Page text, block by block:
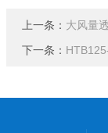
上一条： 大风量
下一条：